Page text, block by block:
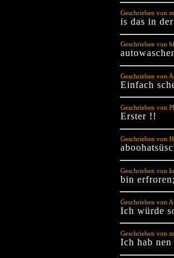
Geschrieben von
is das in
Geschrieben von
Geschrieben von
Einfach
Geschrieben von
Erster !!
Geschrieben von
Geschrieben von
bin
Geschrieben von
Ich würde
Geschrieben von
Ich hab